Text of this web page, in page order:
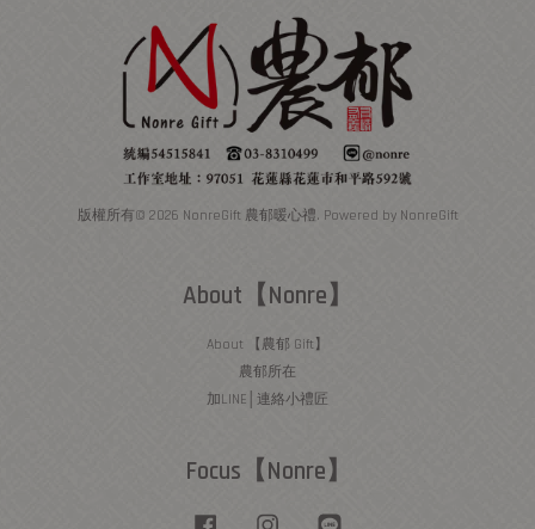
版權所有© 2026 NonreGift 農郁暖心禮. Powered by NonreGift
About【Nonre】
About 【農郁 Gift】
農郁所在
加LINE│連絡小禮匠
Focus【Nonre】
Facebook Instagram